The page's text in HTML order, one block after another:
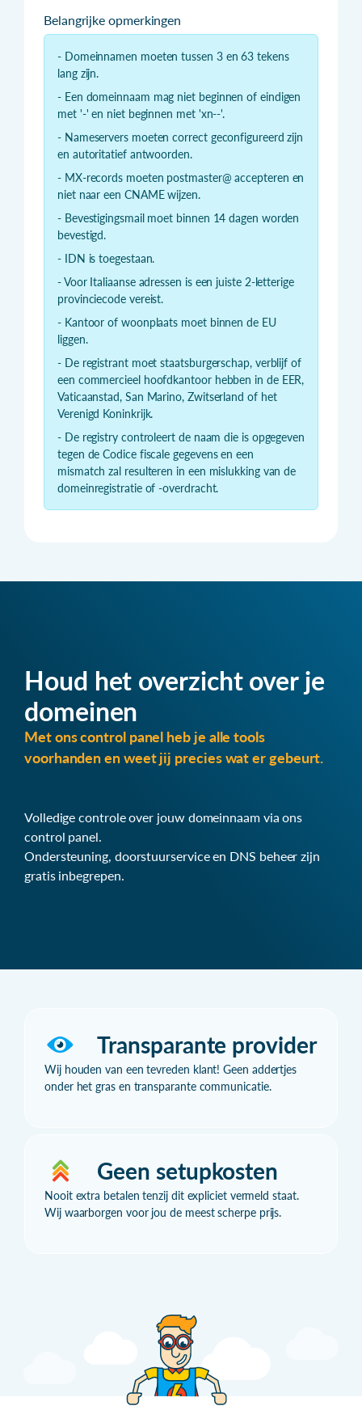
Belangrijke opmerkingen
- Domeinnamen moeten tussen 3 en 63 tekens
lang zijn.
- Een domeinnaam mag niet beginnen of eindigen
met '-' en niet beginnen met 'xn--'.
- Nameservers moeten correct geconfigureerd zijn
en autoritatief antwoorden.
- MX-records moeten postmaster@ accepteren en
niet naar een CNAME wijzen.
- Bevestigingsmail moet binnen 14 dagen worden
bevestigd.
- IDN is toegestaan.
- Voor Italiaanse adressen is een juiste 2-letterige
provinciecode vereist.
- Kantoor of woonplaats moet binnen de EU
liggen.
- De registrant moet staatsburgerschap, verblijf of
een commercieel hoofdkantoor hebben in de EER,
Vaticaanstad, San Marino, Zwitserland of het
Verenigd Koninkrijk.
- De registry controleert de naam die is opgegeven
tegen de Codice fiscale gegevens en een
mismatch zal resulteren in een mislukking van de
domeinregistratie of -overdracht.
Houd het overzicht over je
domeinen
Met ons control panel heb je alle tools
voorhanden en weet jij precies wat er gebeurt.
Volledige controle over jouw domeinnaam via ons
control panel.
Ondersteuning, doorstuurservice en DNS beheer zijn
gratis inbegrepen.
Transparante provider
Wij houden van een tevreden klant! Geen addertjes
onder het gras en transparante communicatie.
Geen setupkosten
Nooit extra betalen tenzij dit expliciet vermeld staat.
Wij waarborgen voor jou de meest scherpe prijs.